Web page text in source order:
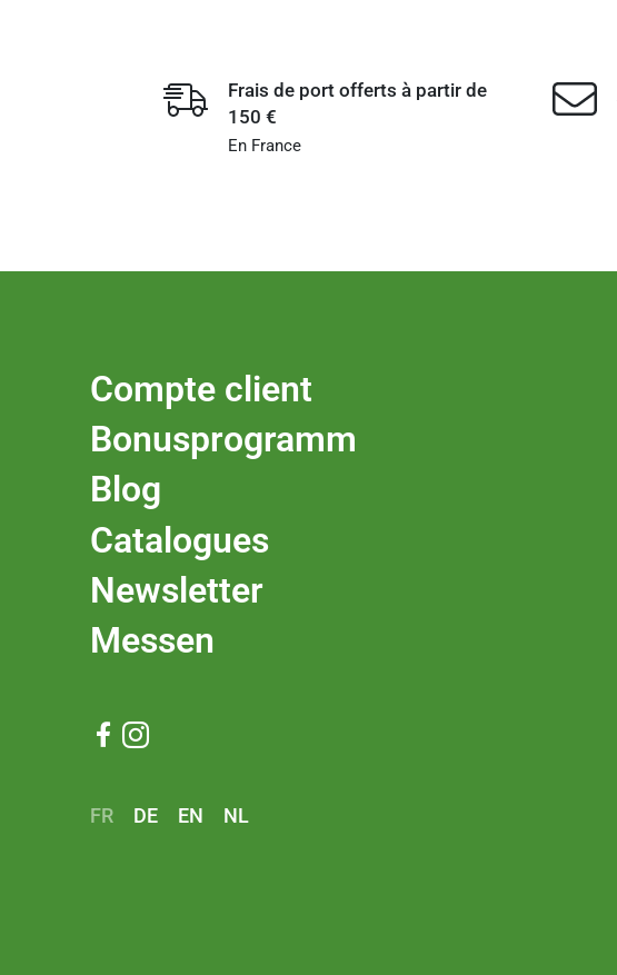
Frais de port offerts à partir de
150 €
En France
Compte client
Bonusprogramm
Blog
Catalogues
Newsletter
Messen
 
FR DE EN NL